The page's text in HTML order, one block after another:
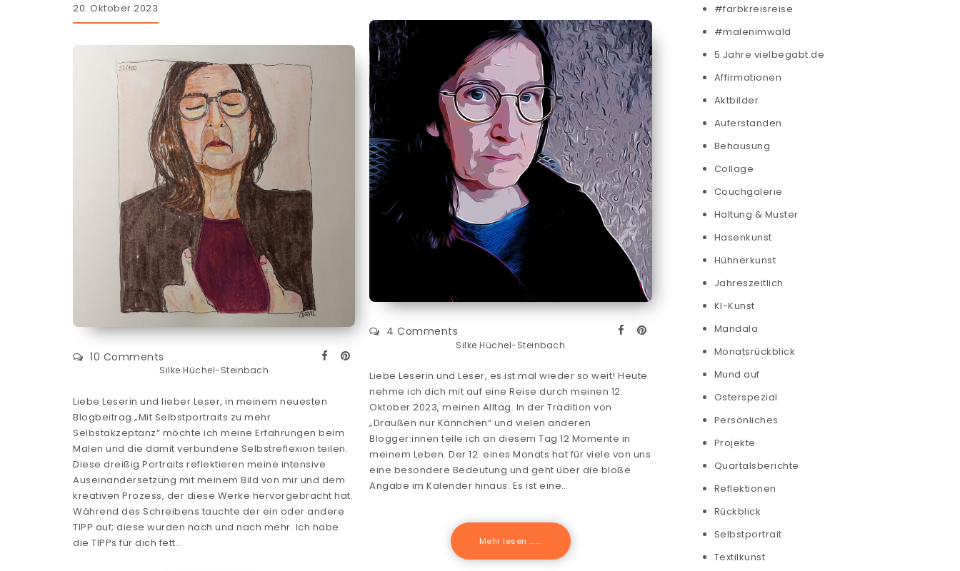
20. Oktober 2023
Silke Hüchel-Steinbach
10 Comments
Liebe Leserin und lieber Leser, in meinem neuesten
Blogbeitrag „Mit Selbstportraits zu mehr
Selbstakzeptanz“ möchte ich meine Erfahrungen beim
Malen und die damit verbundene Selbstreflexion teilen.
Diese dreißig Portraits reflektieren meine intensive
Auseinandersetzung mit meinem Bild von mir und dem
kreativen Prozess, der diese Werke hervorgebracht hat.
Während des Schreibens tauchte der ein oder andere
TIPP auf; diese wurden nach und nach mehr. Ich habe
die TIPPs für dich fett…
Silke Hüchel-Steinbach
4 Comments
Liebe Leserin und Leser, es ist mal wieder so weit! Heute
nehme ich dich mit auf eine Reise durch meinen 12.
Oktober 2023, meinen Alltag. In der Tradition von
„Draußen nur Kännchen“ und vielen anderen
Blogger:innen teile ich an diesem Tag 12 Momente in
meinem Leben. Der 12. eines Monats hat für viele von uns
eine besondere Bedeutung und geht über die bloße
Angabe im Kalender hinaus. Es ist eine…
Mehr lesen .......
#farbkreisreise
#malenimwald
5 Jahre vielbegabt.de
Affirmationen
Aktbilder
Auferstanden
Behausung
Collage
Couchgalerie
Haltung & Muster
Hasenkunst
Hühnerkunst
Jahreszeitlich
KI-Kunst
Mandala
Monatsrückblick
Mund auf
Osterspezial
Persönliches
Projekte
Quartalsberichte
Reflektionen
Rückblick
Selbstportrait
Textilkunst